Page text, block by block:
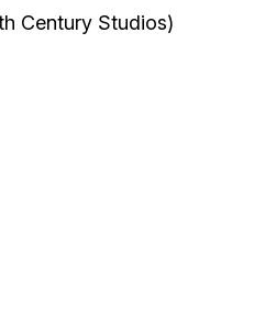
Century Studios)